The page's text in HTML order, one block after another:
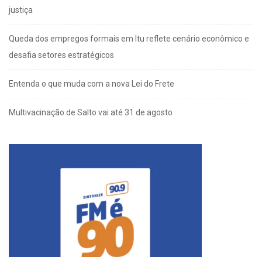
justiça
Queda dos empregos formais em Itu reflete cenário econômico e
desafia setores estratégicos
Entenda o que muda com a nova Lei do Frete
Multivacinação de Salto vai até 31 de agosto